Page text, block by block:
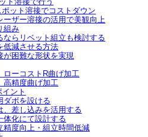
ポット溶接でコストダウン
ーザー溶接の活用で美観向上
組み
らリベット組立も検討する
低減させる方法
が困難な形状を実現
ローコストR曲げ加工
高精度曲げ加工
ント
ダボを設ける
、差し込みを活用する
体化にて設計する
精度向上・組立時間低減